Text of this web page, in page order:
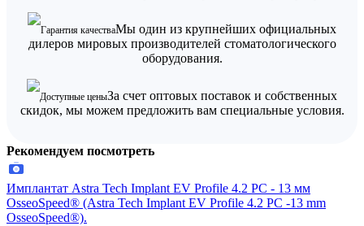
Гарантия качестваМы один из крупнейших официальных
дилеров мировых производителей стоматологического
оборудования.
Доступные ценыЗа счет оптовых поставок и собственных
скидок, мы можем предложить вам специальные условия.
Рекомендуем посмотреть
Имплантат Astra Tech Implant EV Profile 4.2 PС - 13 мм
OsseoSpeed® (Astra Tech Implant EV Profile 4.2 PC -13 mm
OsseoSpeed®).